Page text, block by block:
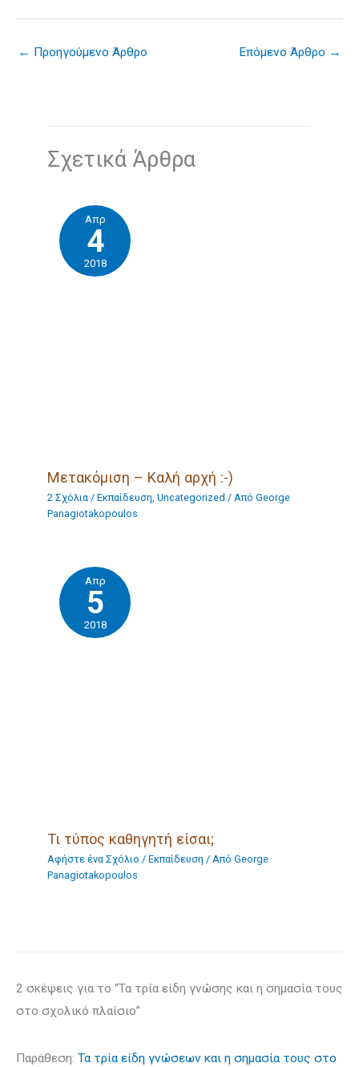
← Προηγούμενο Άρθρο Επόμενο Άρθρο →
Σχετικά Άρθρα
Απρ
4
2018
Μετακόμιση – Καλή αρχή :-)
2 Σχόλια / Eκπαίδευση, Uncategorized / Από George
Panagiotakopoulos
Απρ
5
2018
Τι τύπος καθηγητή είσαι;
Αφήστε ένα Σχόλιο / Eκπαίδευση / Από George
Panagiotakopoulos
2 σκέψεις για το “Τα τρία είδη γνώσης και η σημασία τους
στο σχολικό πλαίσιο”
Παράθεση: Τα τρία είδη γνώσεων και η σημασία τους στο